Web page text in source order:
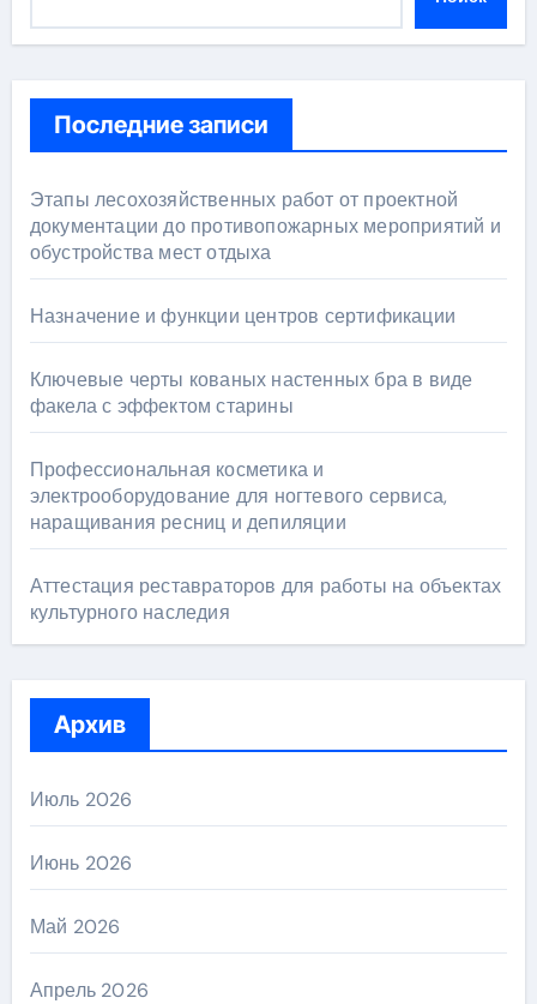
Последние записи
Этапы лесохозяйственных работ от проектной
документации до противопожарных мероприятий и
обустройства мест отдыха
Назначение и функции центров сертификации
Ключевые черты кованых настенных бра в виде
факела с эффектом старины
Профессиональная косметика и
электрооборудование для ногтевого сервиса,
наращивания ресниц и депиляции
Аттестация реставраторов для работы на объектах
культурного наследия
Архив
Июль 2026
Июнь 2026
Май 2026
Апрель 2026